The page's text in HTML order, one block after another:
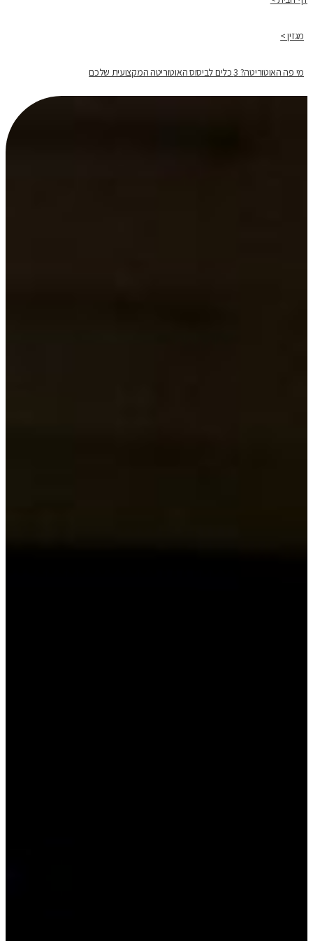
מגזין >
מי פה האוטוריטה? 3 כלים לביסוס האוטוריטה המקצועית שלכם